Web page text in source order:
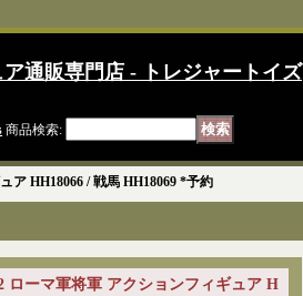
ア通販専門店 - トレジャートイズ
商品検索:
ア HH18066 / 戦馬 HH18069 *予約
ローマ軍将軍 アクションフィギュア H